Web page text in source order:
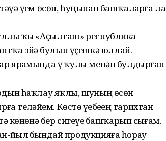
үҙем өсөн, һуңынан башҡаларға ла
ҡыҙ «Аҫылташ» республика
эйә булып үҫешкә юллай.
ярҙамында үҙ ҡулы менән булдырған
һаҡлау яҡлы, шуның өсөн
теләйем. Көстө үҙебеҙҙең тарихтан
көнөнә бер сигеүҙе башҡарып сығам.
йыл бындай продукцияға һорау